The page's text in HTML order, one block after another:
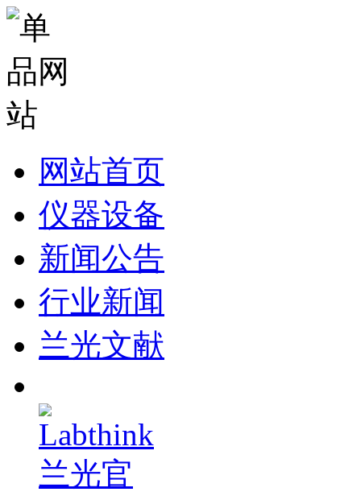
网站首页
仪器设备
新闻公告
行业新闻
兰光文献